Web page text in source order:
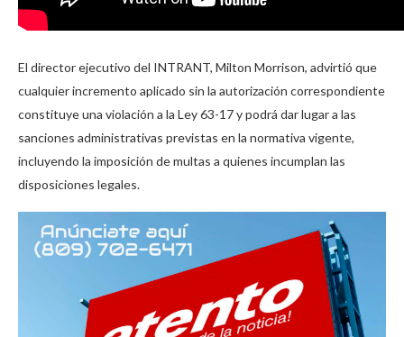
El director ejecutivo del INTRANT, Milton Morrison, advirtió que
cualquier incremento aplicado sin la autorización correspondiente
constituye una violación a la Ley 63-17 y podrá dar lugar a las
sanciones administrativas previstas en la normativa vigente,
incluyendo la imposición de multas a quienes incumplan las
disposiciones legales.